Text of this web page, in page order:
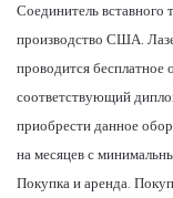
Соединитель
производство США.
проводится бесплатное
соответствующий
приобрести данное
на месяцев с
Покупка и аренда.